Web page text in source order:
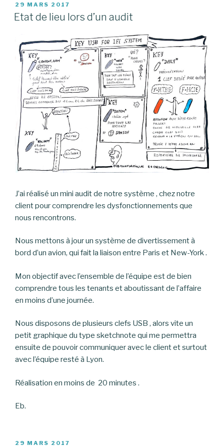
PUBLIÉ
LE
29 MARS 2017
Etat de lieu lors d’un audit
J’ai réalisé un mini audit de notre système , chez notre
client pour comprendre les dysfonctionnements que
nous rencontrons.
Nous mettons à jour un système de divertissement à
bord d’un avion, qui fait la liaison entre Paris et New-York .
Mon objectif avec l’ensemble de l’équipe est de bien
comprendre tous les tenants et aboutissant de l’affaire
en moins d’une journée.
Nous disposons de plusieurs clefs USB , alors vite un
petit graphique du type sketchnote qui me permettra
ensuite de pouvoir communiquer avec le client et surtout
avec l’équipe resté à Lyon.
Réalisation en moins de 20 minutes .
Eb.
PUBLIÉ
29 MARS 2017